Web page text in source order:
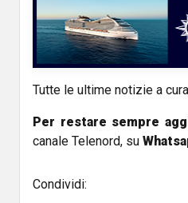
Tutte le ultime notizie a
Per restare sempre
canale Telenord, su
Condividi: